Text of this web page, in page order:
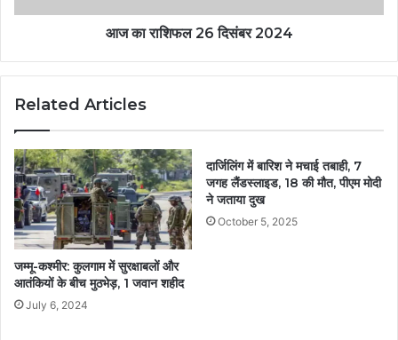
आज का राशिफल 26 दिसंबर 2024
Related Articles
जम्मू-कश्मीर: कुलगाम में सुरक्षाबलों और
आतंकियों के बीच मुठभेड़, 1 जवान शहीद
July 6, 2024
दार्जिलिंग में बारिश ने मचाई तबाही, 7
जगह लैंडस्लाइड, 18 की मौत, पीएम मोदी
ने जताया दुख
October 5, 2025